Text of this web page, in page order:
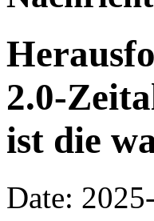
2.0-
ist die
Date: